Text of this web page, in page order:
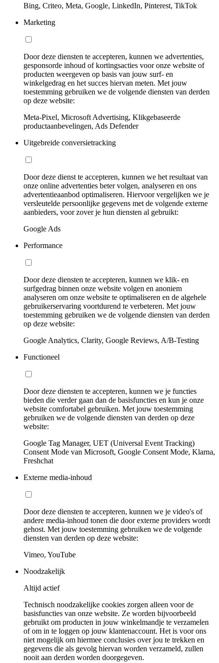
Bing, Criteo, Meta, Google, LinkedIn, Pinterest, TikTok
Marketing
Door deze diensten te accepteren, kunnen we advertenties,
gesponsorde inhoud of kortingsacties voor onze website of
producten weergeven op basis van jouw surf- en
winkelgedrag en het succes hiervan meten. Met jouw
toestemming gebruiken we de volgende diensten van derden
op deze website:
Meta-Pixel, Microsoft Advertising, Klikgebaseerde
productaanbevelingen, Ads Defender
Uitgebreide conversietracking
Door deze dienst te accepteren, kunnen we het resultaat van
onze online advertenties beter volgen, analyseren en ons
advertentieaanbod optimaliseren. Hiervoor vergelijken we je
versleutelde persoonlijke gegevens met de volgende externe
aanbieders, voor zover je hun diensten al gebruikt:
Google Ads
Performance
Door deze diensten te accepteren, kunnen we klik- en
surfgedrag binnen onze website volgen en anoniem
analyseren om onze website te optimaliseren en de algehele
gebruikerservaring voortdurend te verbeteren. Met jouw
toestemming gebruiken we de volgende diensten van derden
op deze website:
Google Analytics, Clarity, Google Reviews, A/B-Testing
Functioneel
Door deze diensten te accepteren, kunnen we je functies
bieden die verder gaan dan de basisfuncties en kun je onze
website comfortabel gebruiken. Met jouw toestemming
gebruiken we de volgende diensten van derden op deze
website:
Google Tag Manager, UET (Universal Event Tracking)
Consent Mode van Microsoft, Google Consent Mode, Klarna,
Freshchat
Externe media-inhoud
Door deze diensten te accepteren, kunnen we je video's of
andere media-inhoud tonen die door externe providers wordt
gehost. Met jouw toestemming gebruiken we de volgende
diensten van derden op deze website:
Vimeo, YouTube
Noodzakelijk
Altijd actief
Technisch noodzakelijke cookies zorgen alleen voor de
basisfuncties van onze website. Ze worden bijvoorbeeld
gebruikt om producten in jouw winkelmandje te verzamelen
of om in te loggen op jouw klantenaccount. Het is voor ons
niet mogelijk om hiermee conclusies over jou te trekken en
gegevens die als gevolg hiervan worden verzameld, zullen
nooit aan derden worden doorgegeven.